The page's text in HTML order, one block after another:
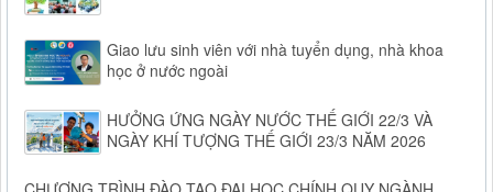
Giao lưu sinh viên với nhà tuyển dụng, nhà khoa
học ở nước ngoài
HƯỞNG ỨNG NGÀY NƯỚC THẾ GIỚI 22/3 VÀ
NGÀY KHÍ TƯỢNG THẾ GIỚI 23/3 NĂM 2026